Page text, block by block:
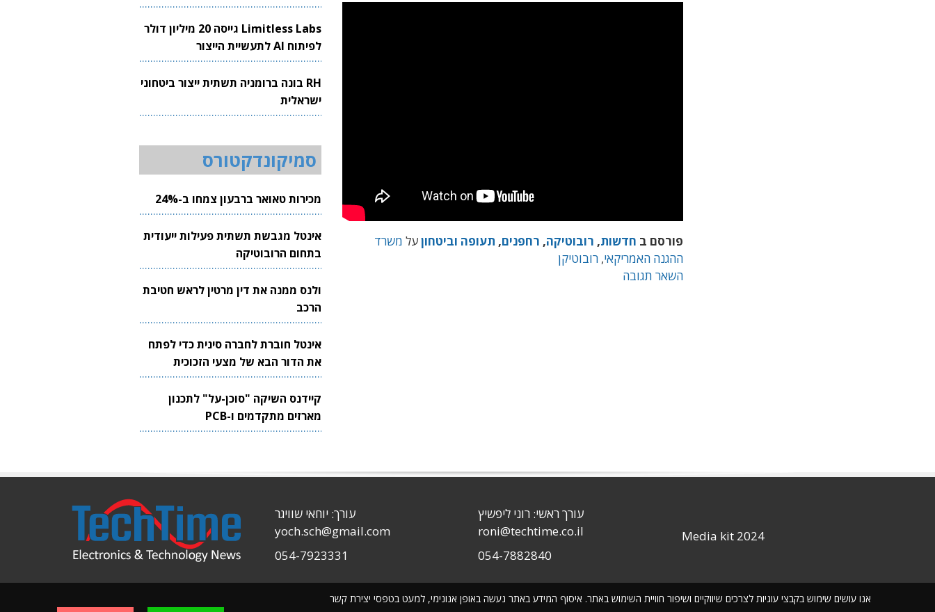
פורסם ב חדשות, רובוטיקה, רחפנים, תעופה וביטחוןעל משרד
ההגנה האמריקאי, רובוטיקן
השאר תגובה
Limitless Labs גייסה 20 מיליון דולר
לפיתוח AI לתעשיית הייצור
RH בונה ברומניה תשתית ייצור ביטחוני
ישראלית
סמיקונדקטורס
מכירות טאואר ברבעון צמחו ב-24%
אינטל מגבשת תשתית פעילות ייעודית
בתחום הרובוטיקה
ולנס ממנה את דין מרטין לראש חטיבת
הרכב
אינטל חוברת לחברה סינית כדי לפתח
את הדור הבא של מצעי הזכוכית
לשבבים
קיידנס השיקה "סוכן-על" לתכנון
מארזים מתקדמים ו-PCB
אנו עושים שימוש בקבצי עוגיות לצרכים שיווקיים ושיפור חוויית השימוש באתר. איסוף המידע באתר נעשה באופן אנונימי, למעט בטפסי יצירת קשר
Media kit 2024
עורך ראשי: רוני ליפשיץ
roni@techtime.co.il
054-7882840
עורך: יוחאי שוויגר
yoch.sch@gmail.com
054-7923331